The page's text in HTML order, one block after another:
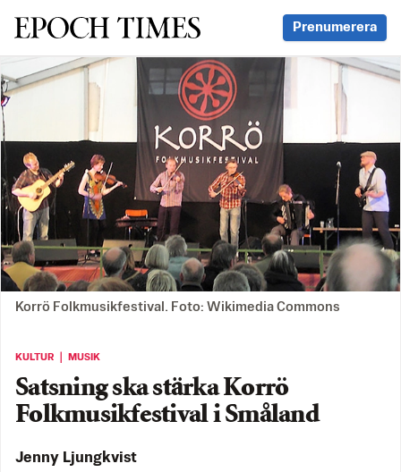
Svenska Epoch Times Prenumerera
Korrö Folkmusikfestival. Foto: Wikimedia Commons
KULTUR ｜ MUSIK
Satsning ska stärka Korrö
Folkmusikfestival i Småland
Jenny Ljungkvist